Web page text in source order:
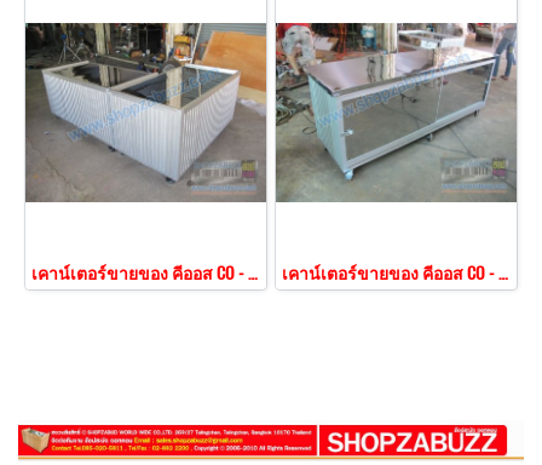
เคาน์เตอร์ขายของ คีออส CO - 153 เคาน์เตอร์ขายของ คีออส CO - 154